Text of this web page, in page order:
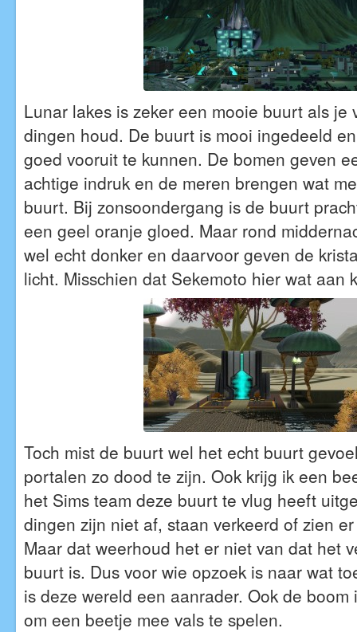
Lunar lakes is zeker een mooie buurt als je
dingen houd. De buurt is mooi ingedeeld
goed vooruit te kunnen. De bomen geven
achtige indruk en de meren brengen wat
buurt. Bij zonsoondergang is de buurt
een geel oranje gloed. Maar rond
wel echt donker en daarvoor geven de
licht. Misschien dat Sekemoto hier wat aan
Toch mist de buurt wel het echt buurt
portalen zo dood te zijn. Ook krijg ik een
het Sims team deze buurt te vlug heeft
dingen zijn niet af, staan verkeerd of zien
Maar dat weerhoud het er niet van dat het
buurt is. Dus voor wie opzoek is naar wat
is deze wereld een aanrader. Ook de
om een beetje mee vals te spelen.